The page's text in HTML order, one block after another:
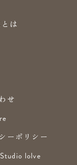
は
せ
ーポリシー
lolve